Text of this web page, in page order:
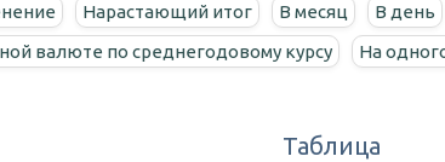
Нарастающий итог В месяц В день
валюте по среднегодовому курсу На
Таблица